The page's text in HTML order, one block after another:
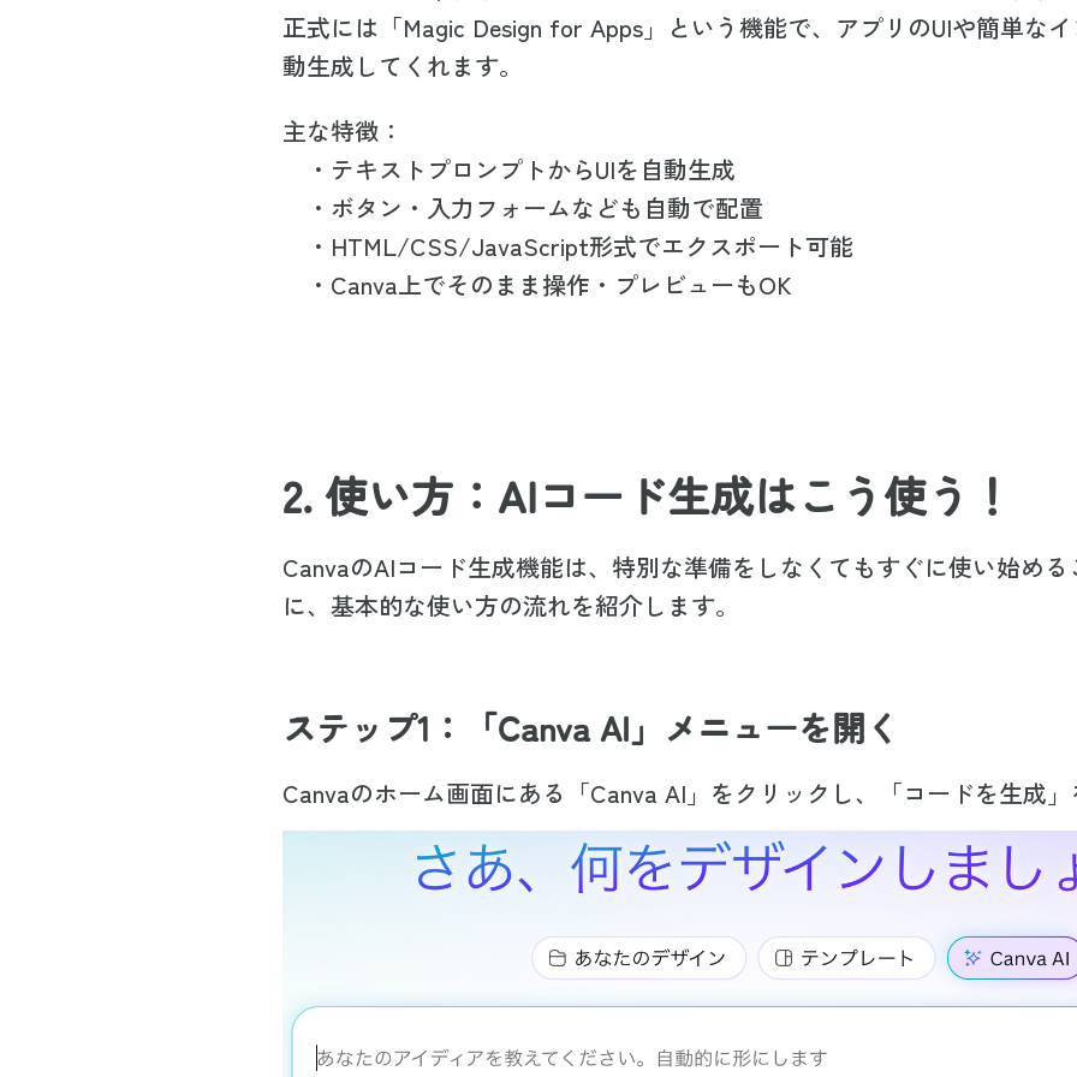
正式には「Magic Design for Apps」という機能で、アプリのUIや簡単な
動生成してくれます。
主な特徴：
・テキストプロンプトからUIを自動生成
・ボタン・入力フォームなども自動で配置
・HTML/CSS/JavaScript形式でエクスポート可能
・Canva上でそのまま操作・プレビューもOK
2. 使い方：AIコード生成はこう使う！
CanvaのAIコード生成機能は、特別な準備をしなくてもすぐに使い始め
に、基本的な使い方の流れを紹介します。
ステップ1：「Canva AI」メニューを開く
Canvaのホーム画面にある「Canva AI」をクリックし、「コードを生成」